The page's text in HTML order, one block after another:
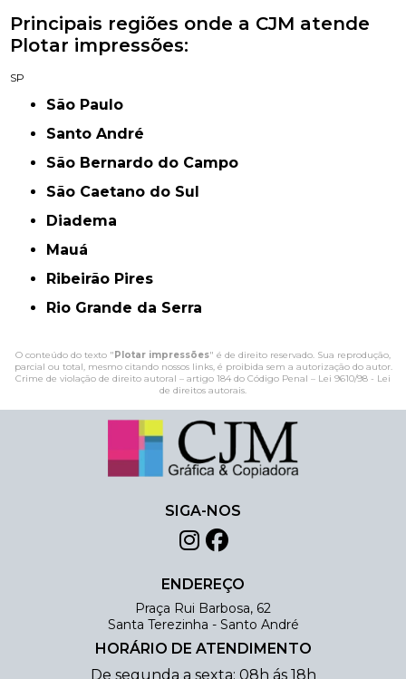
Principais regiões onde a CJM atende
Plotar impressões:
SP
São Paulo
Santo André
São Bernardo do Campo
São Caetano do Sul
Diadema
Mauá
Ribeirão Pires
Rio Grande da Serra
O conteúdo do texto "Plotar impressões" é de direito reservado. Sua reprodução,
parcial ou total, mesmo citando nossos links, é proibida sem a autorização do autor.
Crime de violação de direito autoral – artigo 184 do Código Penal – Lei 9610/98 - Lei
de direitos autorais
SIGA-NOS
ENDEREÇO
Praça Rui Barbosa, 62
Santa Terezinha - Santo André
HORÁRIO DE ATENDIMENTO
De segunda a sexta: 08h ás 18h